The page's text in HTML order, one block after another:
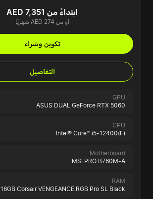
ابتداءً من AED 7,351
أو من AED 274 شهريًا
تكوين وشراء
التفاصيل
GPU
ASUS DUAL GeForce RTX 5060
CPU
Intel® Core™ i5-12400(F)
Motherboard
MSI PRO B760M-A
RAM
16GB Corsair VENGEANCE RGB Pro SL Black